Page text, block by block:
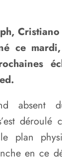
ce
absent
déroulé
plan
en ce